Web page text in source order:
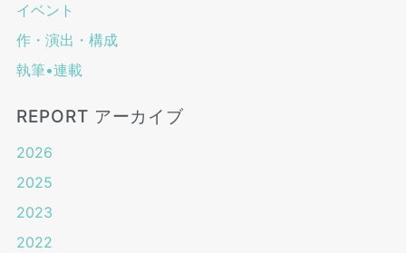
イベント
作・演出・構成
執筆•連載
REPORT アーカイブ
2026
2025
2023
2022